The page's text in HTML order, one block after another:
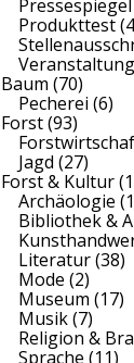
Pressespiegel
Produkttest
Veranstaltung
Baum (70)
Pecherei (6)
Forst(93)
Jagd (27)
Forst & Kultur
Archäologie
Bibliothek &
Literatur(38)
Mode (2)
Museum (17)
Musik(7)
Religion &
Sprache (11)